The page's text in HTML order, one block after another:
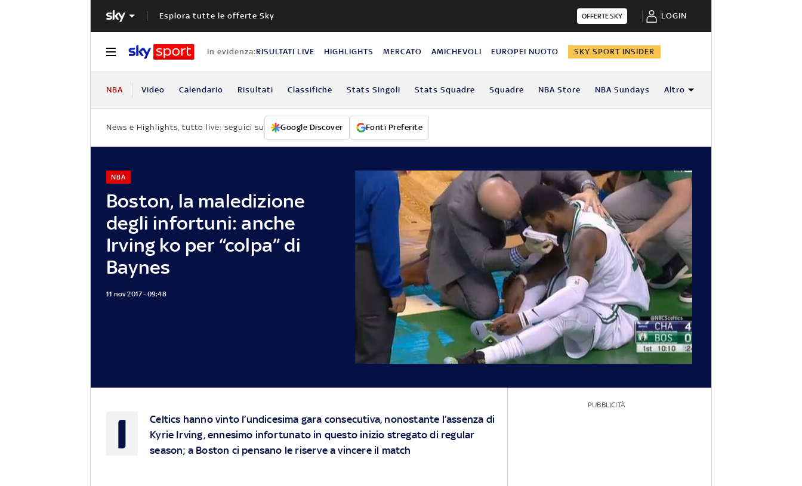
Esplora tutte le offerte Sky OFFERTE SKY LOGIN
In evidenza:RISULTATI LIVE HIGHLIGHTS MERCATO AMICHEVOLI EUROPEI NUOTO SKY SPORT INSIDER
NBA Video Calendario Risultati Classifiche Stats Singoli Stats Squadre Squadre NBA Store NBA Sundays Altro
News e Highlights, tutto live: seguici su Google Discover Fonti Preferite
Boston, la maledizione
degli infortuni: anche
Irving ko per “colpa” di
Baynes
NBA
11 nov 2017 - 09:48
I
Celtics hanno vinto l’undicesima gara consecutiva, nonostante l’assenza di
Kyrie Irving, ennesimo infortunato in questo inizio stregato di regular
season; a Boston ci pensano le riserve a vincere il match
PUBBLICITÀ